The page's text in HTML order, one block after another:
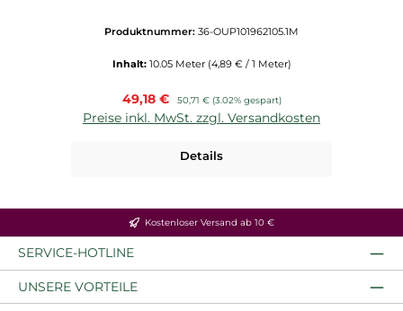
Produktnummer: 36-OUP101962105.1M
Inhalt: 10.05 Meter (4,89 € / 1 Meter)
Verkaufspreis:
49,18 € Regulärer Preis:
50,71 € (3.02% gespart)
Preise inkl. MwSt. zzgl. Versandkosten
Details
Kostenloser Versand ab 10 €
SERVICE-HOTLINE
UNSERE VORTEILE